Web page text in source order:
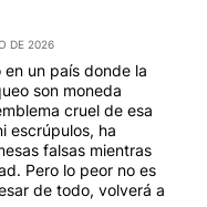
DE 2026
un país donde la
son moneda
cruel de esa
escrúpulos, ha
falsas mientras
Pero lo peor no es
de todo, volverá a